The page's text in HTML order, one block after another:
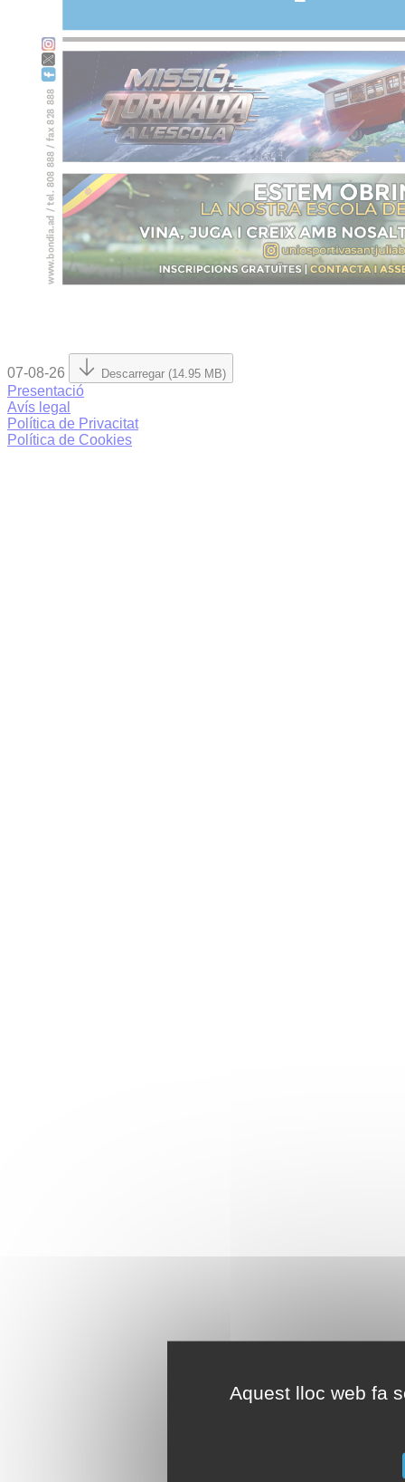
Aquest lloc web fa
07-08-26 Descarregar (14.95 MB)
Presentació
Avís legal
Política de Privacitat
Política de Cookies